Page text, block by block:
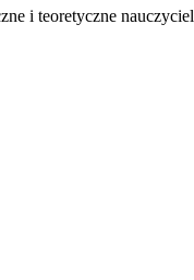
i teoretyczne